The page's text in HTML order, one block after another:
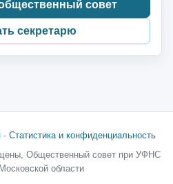
совет
секретарю
· Статистика и конфиденциальность
Общественный совет при УФНС
области